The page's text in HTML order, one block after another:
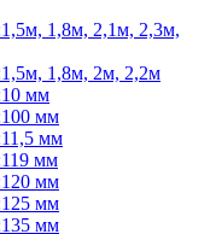
1,8м, 2,1м, 2,3м,
1,8м, 2м, 2,2м
мм
мм
мм
мм
мм
мм
мм